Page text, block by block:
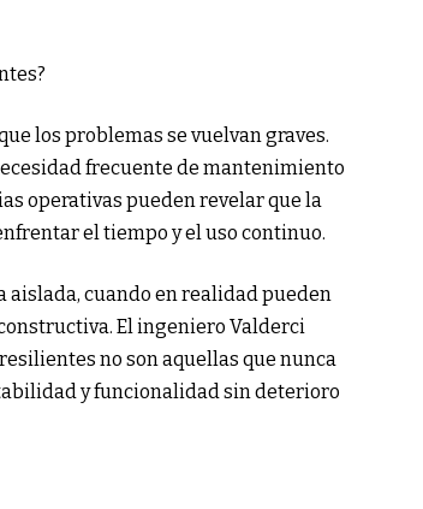
los problemas se vuelvan graves.
frecuente de mantenimiento
operativas pueden revelar que la
el tiempo y el uso continuo.
aislada, cuando en realidad pueden
El ingeniero Valderci
no son aquellas que nunca
y funcionalidad sin deterioro